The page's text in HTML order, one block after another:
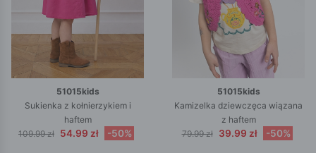
51015kids
Sukienka z kołnierzykiem i
haftem
109.99 zł 54.99 zł -50%
51015kids
Kamizelka dziewczęca wiązana
z haftem
79.99 zł
39.99 zł -50%